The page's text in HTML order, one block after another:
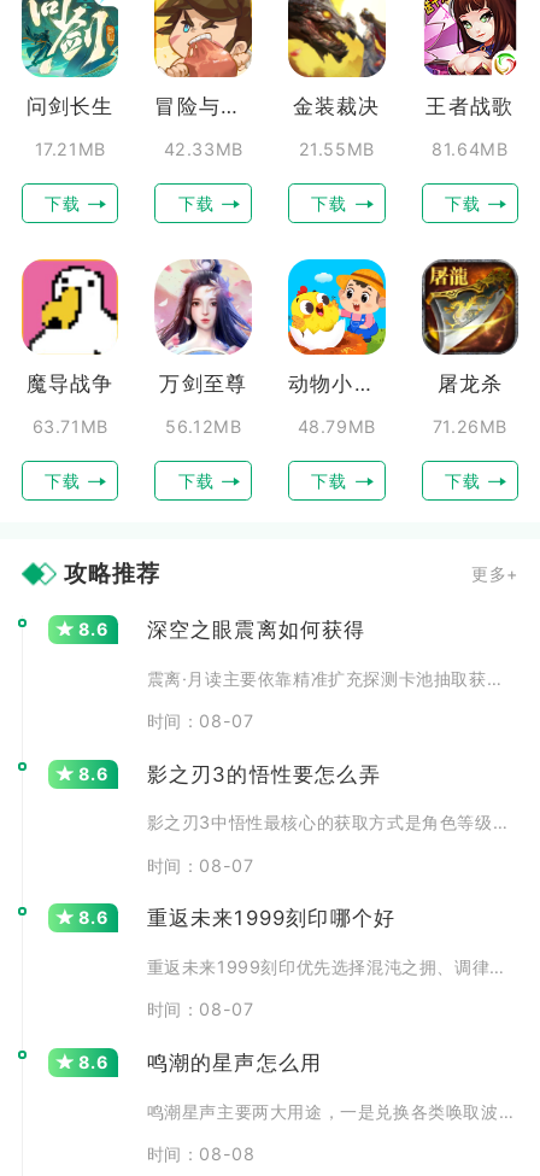
问剑长生
17.21MB
下载
冒险与召唤
42.33MB
下载
金装裁决
21.55MB
下载
王者战歌
81.64MB
下载
魔导战争
63.71MB
下载
万剑至尊
56.12MB
下载
动物小牧场
48.79MB
下载
屠龙杀
71.26MB
下载
攻略推荐 更多+
8.6 深空之眼震离如何获得
震离·月读主要依靠精准扩充探测卡池抽取获取，同时能够在常
时间：08-07
8.6 影之刃3的悟性要怎么弄
影之刃3中悟性最核心的获取方式是角色等级提升，每提升一级
时间：08-07
8.6 重返未来1999刻印哪个好
重返未来1999刻印优先选择混沌之拥、调律零、逆位之裁三
时间：08-07
8.6 鸣潮的星声怎么用
鸣潮星声主要两大用途，一是兑换各类唤取波纹参与角色与武器
时间：08-08